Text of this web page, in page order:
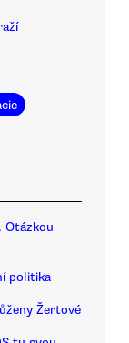
Otázkou
politika
Žertové